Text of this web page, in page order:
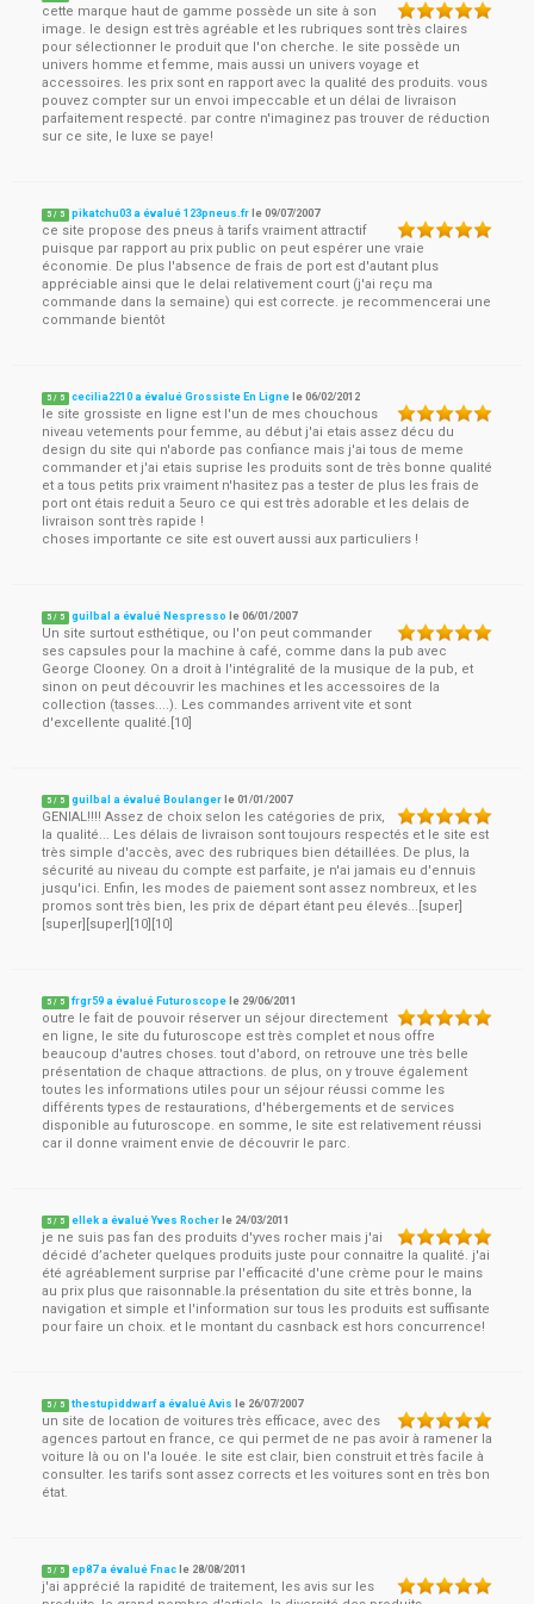
cette marque haut de gamme possède un site à son
image. le design est très agréable et les rubriques sont très claires
pour sélectionner le produit que l'on cherche. le site possède un
univers homme et femme, mais aussi un univers voyage et
accessoires. les prix sont en rapport avec la qualité des produits. vous
pouvez compter sur un envoi impeccable et un délai de livraison
parfaitement respecté. par contre n'imaginez pas trouver de réduction
sur ce site, le luxe se paye!
5 / 5 pikatchu03 a évalué 123pneus.fr le09/07/2007
ce site propose des pneus à tarifs vraiment attractif
puisque par rapport au prix public on peut espérer une vraie
économie. De plus l'absence de frais de port est d'autant plus
appréciable ainsi que le delai relativement court (j'ai reçu ma
commande dans la semaine) qui est correcte. je recommencerai une
commande bientôt
5 / 5 cecilia2210 a évalué Grossiste En Ligne le06/02/2012
le site grossiste en ligne est l'un de mes chouchous
niveau vetements pour femme, au début j'ai etais assez décu du
design du site qui n'aborde pas confiance mais j'ai tous de meme
commander et j'ai etais suprise les produits sont de très bonne qualité
et a tous petits prix vraiment n'hasitez pas a tester de plus les frais de
port ont étais reduit a 5euro ce qui est très adorable et les delais de
livraison sont très rapide !
choses importante ce site est ouvert aussi aux particuliers !
5 / 5 guilbal a évalué Nespresso le06/01/2007
Un site surtout esthétique, ou l'on peut commander
ses capsules pour la machine à café, comme dans la pub avec
George Clooney. On a droit à l'intégralité de la musique de la pub, et
sinon on peut découvrir les machines et les accessoires de la
collection (tasses....). Les commandes arrivent vite et sont
d'excellente qualité.[10]
5 / 5 guilbal a évalué Boulanger le01/01/2007
GENIAL!!!! Assez de choix selon les catégories de prix,
la qualité... Les délais de livraison sont toujours respectés et le site est
très simple d'accès, avec des rubriques bien détaillées. De plus, la
sécurité au niveau du compte est parfaite, je n'ai jamais eu d'ennuis
jusqu'ici. Enfin, les modes de paiement sont assez nombreux, et les
promos sont très bien, les prix de départ étant peu élevés...[super]
[super][super][10][10]
5 / 5 frgr59 a évalué Futuroscope le 29/06/2011
outre le fait de pouvoir réserver un séjour directement
en ligne, le site du futuroscope est très complet et nous offre
beaucoup d'autres choses. tout d'abord, on retrouve une très belle
présentation de chaque attractions. de plus, on y trouve également
toutes les informations utiles pour un séjour réussi comme les
différents types de restaurations, d'hébergements et de services
disponible au futuroscope. en somme, le site est relativement réussi
car il donne vraiment envie de découvrir le parc.
5 / 5 ellek a évalué Yves Rocher le 24/03/2011
je ne suis pas fan des produits d'yves rocher mais j'ai
décidé d’acheter quelques produits juste pour connaitre la qualité. j'ai
été agréablement surprise par l'efficacité d'une crème pour le mains
au prix plus que raisonnable.la présentation du site et très bonne, la
navigation et simple et l'information sur tous les produits est suffisante
pour faire un choix. et le montant du casnback est hors concurrence!
5 / 5 thestupiddwarf a évalué Avis le 26/07/2007
un site de location de voitures très efficace, avec des
agences partout en france, ce qui permet de ne pas avoir à ramener la
voiture là ou on l'a louée. le site est clair, bien construit et très facile à
consulter. les tarifs sont assez corrects et les voitures sont en très bon
état.
5 / 5 ep87 a évalué Fnac le 28/08/2011
j'ai apprécié la rapidité de traitement, les avis sur les